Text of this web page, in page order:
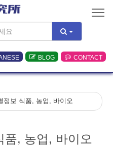
BLOG CONTACT
정보 식품, 농업, 바이오
품, 농업, 바이오